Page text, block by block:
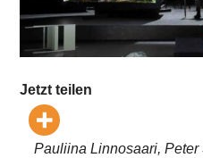
Jetzt teilen
Pauliina Linnosaari,